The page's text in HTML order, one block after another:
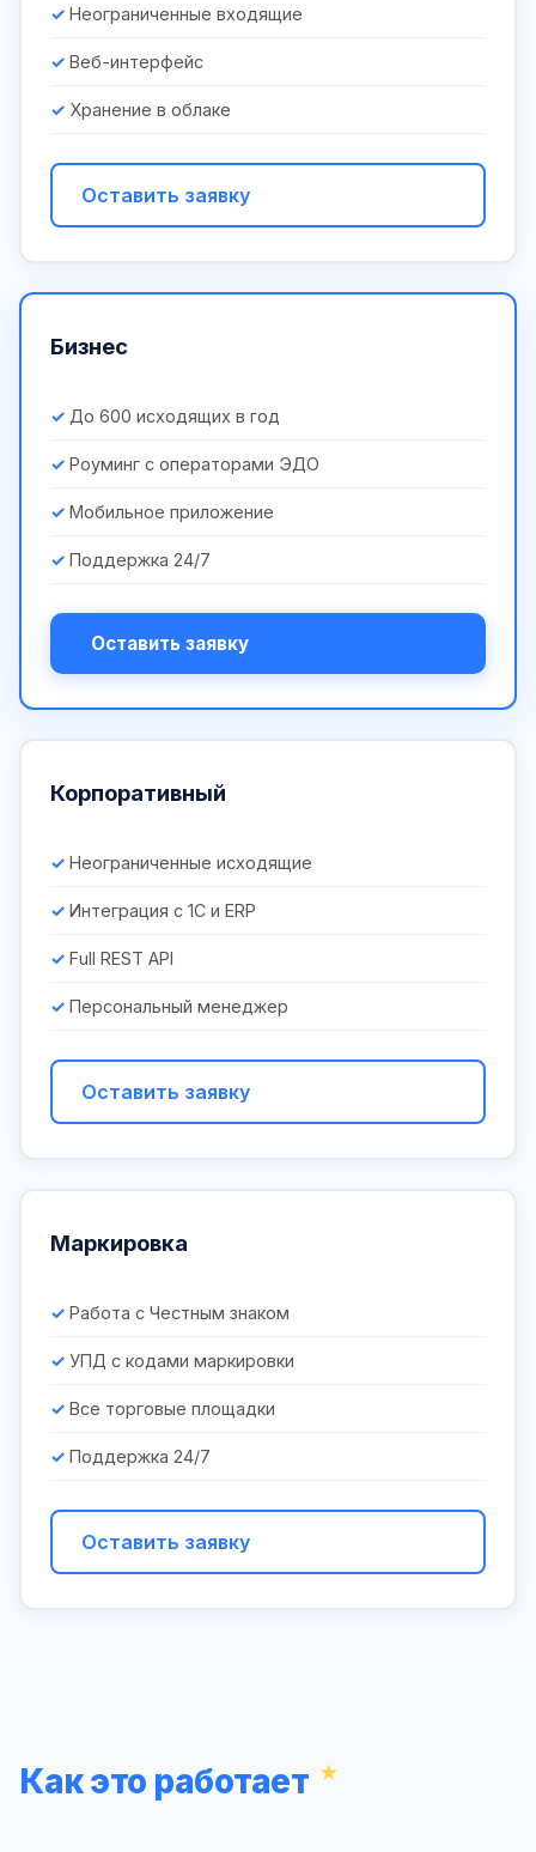
Неограниченные входящие
Веб-интерфейс
Хранение в облаке
Оставить заявку
Бизнес
До 600 исходящих в год
Роуминг с операторами ЭДО
Мобильное приложение
Поддержка 24/7
Оставить заявку
Корпоративный
Неограниченные исходящие
Интеграция с 1С и ERP
Full REST API
Персональный менеджер
Оставить заявку
Маркировка
Работа с Честным знаком
УПД с кодами маркировки
Все торговые площадки
Поддержка 24/7
Оставить заявку
Как это работает